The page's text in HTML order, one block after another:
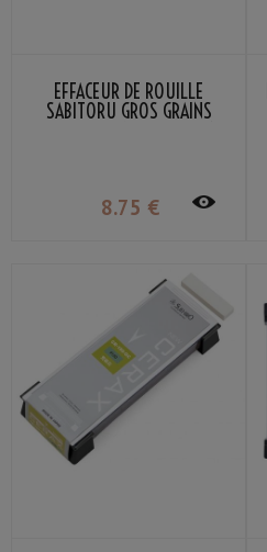
EFFACEUR DE ROUILLE
SABITORU GROS GRAINS
8.75 €